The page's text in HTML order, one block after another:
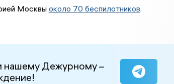
Москвы около 70 беспилотников.
нашему Дежурному –